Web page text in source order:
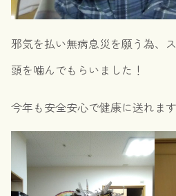
邪気を払い無病息災を願う為、
頭を噛んでもらいました！
今年も安全安心で健康に送れま